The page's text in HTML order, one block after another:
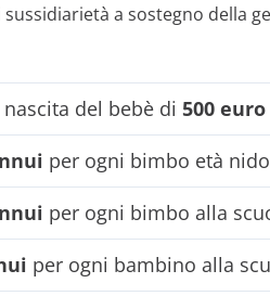
a sostegno della
del bebè di 500 euro
per ogni bimbo età nido
per ogni bimbo alla
per ogni bambino alla